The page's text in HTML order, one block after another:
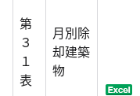
第
３
１
表
月別除
却建築
物